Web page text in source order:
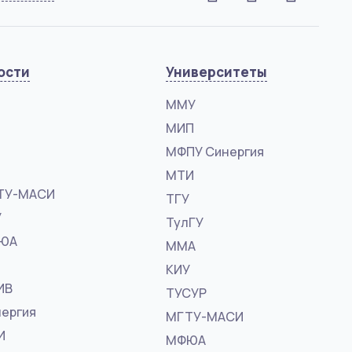
МАСИ
Университеты
ММУ
МИП
МФПУ Синергия
МТИ
ТГУ
ТулГУ
ММА
КИУ
ТУСУР
МГТУ-МАСИ
МФЮА